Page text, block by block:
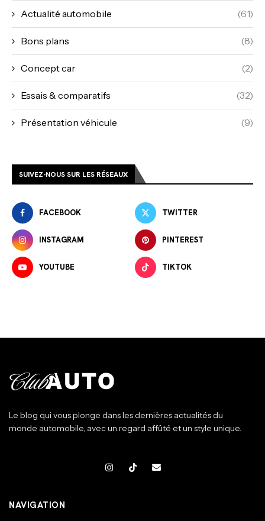
Actualité automobile (61)
Bons plans (8)
Concept car (2)
Essais & comparatifs (32)
Présentation véhicule (9)
SUIVEZ-NOUS SUR LES RÉSEAUX
FACEBOOK TWITTER
INSTAGRAM PINTEREST
YOUTUBE TIKTOK
Le blog qui vous plonge dans les dernières actualités du
monde automobile, avec un regard affûté et un style unique.
NAVIGATION